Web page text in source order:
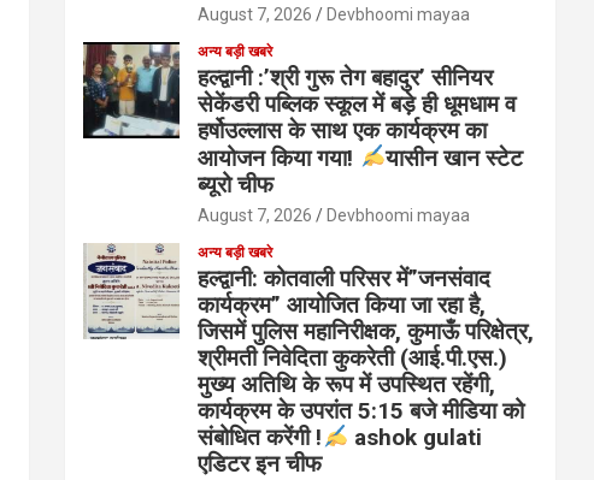
August 7, 2026 Devbhoomi mayaa
अन्य बड़ी खबरे
हल्द्वानी :’श्री गुरू तेग बहादुर’ सीनियर
सेकेंडरी पब्लिक स्कूल में बड़े ही धूमधाम व
हर्षोउल्लास के साथ एक कार्यक्रम का
आयोजन किया गया!
यासीन खान स्टेट
ब्यूरो चीफ
August 7, 2026 Devbhoomi mayaa
अन्य बड़ी खबरे
हल्द्वानी: कोतवाली परिसर में”जनसंवाद
कार्यक्रम” आयोजित किया जा रहा है,
जिसमें पुलिस महानिरीक्षक, कुमाऊँ परिक्षेत्र,
श्रीमती निवेदिता कुकरेती (आई.पी.एस.)
मुख्य अतिथि के रूप में उपस्थित रहेंगी,
कार्यक्रम के उपरांत 5:15 बजे मीडिया को
संबोधित करेंगी !
ashok gulati
एडिटर इन चीफ